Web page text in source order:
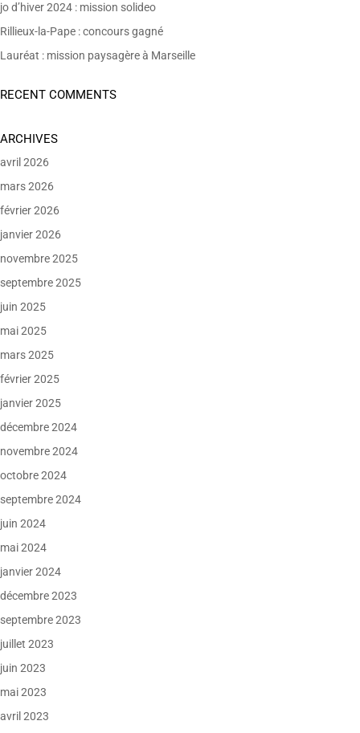
jo d’hiver 2024 : mission solideo
Rillieux-la-Pape : concours gagné
Lauréat : mission paysagère à Marseille
RECENT COMMENTS
ARCHIVES
avril 2026
mars 2026
février 2026
janvier 2026
novembre 2025
septembre 2025
juin 2025
mai 2025
mars 2025
février 2025
janvier 2025
décembre 2024
novembre 2024
octobre 2024
septembre 2024
juin 2024
mai 2024
janvier 2024
décembre 2023
septembre 2023
juillet 2023
juin 2023
mai 2023
avril 2023